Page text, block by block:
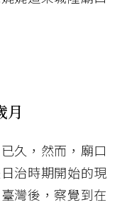
月
久，然而，廟口
治時期開始的現
灣後，察覺到在